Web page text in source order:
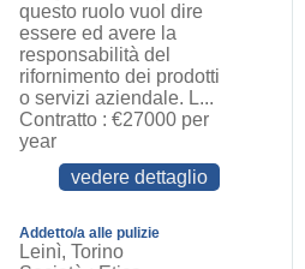
questo ruolo vuol dire
essere ed avere la
responsabilità del
rifornimento dei prodotti
o servizi aziendale. L...
Contratto : €27000 per
year
vedere dettaglio
Addetto/a alle pulizie
Leinì, Torino